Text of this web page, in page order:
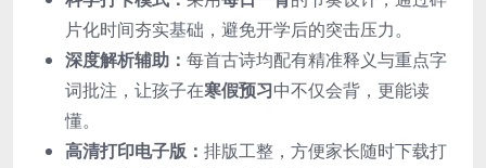
片化时间夯实基础，避免开学后的突击压力。
深度解析辅助： 每首古诗均配有精准释义与重点字
词批注，让孩子在寒假预习中不仅会背，更能读
懂。
高清打印电子版： 排版工整，方便家长随时下载打